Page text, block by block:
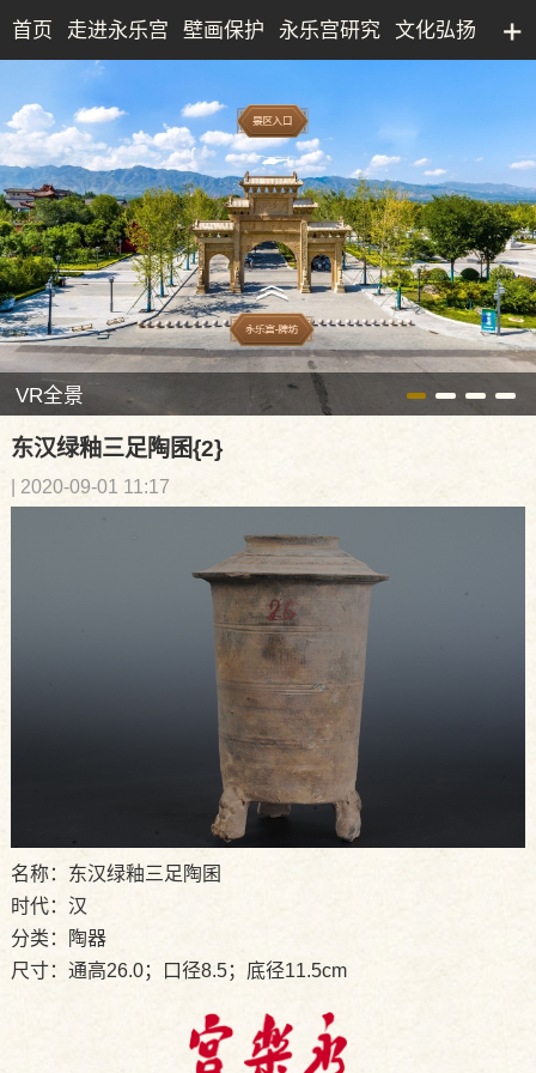
首页 走进永乐宫 壁画保护 永乐宫研究
文化弘扬
永乐宫研究院
文化产业 博物馆 典藏精品
VR全景
东汉绿釉三足陶囷{2}
| 2020-09-01 11:17
名称：东汉绿釉三足陶囷
时代：汉
分类：陶器
尺寸：通高26.0；口径8.5；底径11.5cm